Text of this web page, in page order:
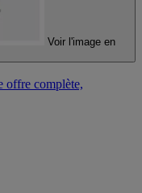
Voir l'image en